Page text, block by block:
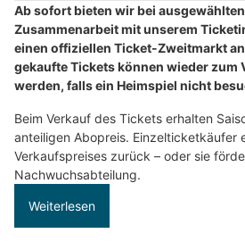
Ab sofort bieten wir bei
Zusammenarbeit mit unserem
einen offiziellen Ticket-Zweitmarkt
gekaufte Tickets können wieder zum
werden, falls ein Heimspiel nicht
Beim Verkauf des Tickets erhalten
anteiligen Abopreis. Einzelticketkäufer
Verkaufspreises zurück – oder sie
Nachwuchsabteilung.
Weiterlesen